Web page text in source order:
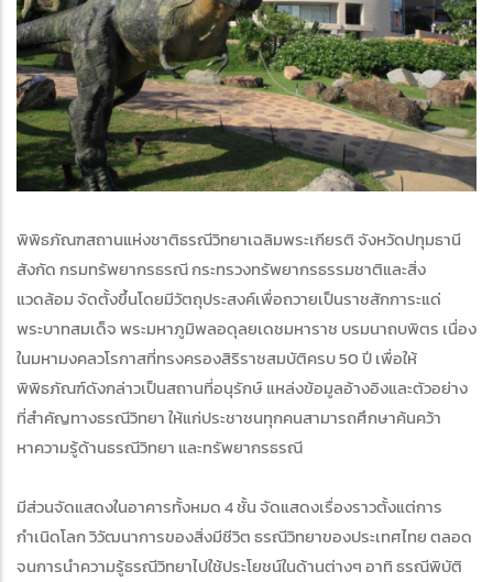
พิพิธภัณฑสถานแห่งชาติธรณีวิทยาเฉลิมพระเกียรติ จังหวัดปทุมธานี
สังกัด กรมทรัพยากรธรณี กระทรวงทรัพยากรธรรมชาติและสิ่ง
แวดล้อม จัดตั้งขึ้นโดยมีวัตถุประสงค์เพื่อถวายเป็นราชสักการะแด่
พระบาทสมเด็จ พระมหาภูมิพลอดุลยเดชมหาราช บรมนาถบพิตร เนื่อง
ในมหามงคลวโรกาสที่ทรงครองสิริราชสมบัติครบ 50 ปี เพื่อให้
พิพิธภัณฑ์ดังกล่าวเป็นสถานที่อนุรักษ์ แหล่งข้อมูลอ้างอิงและตัวอย่าง
ที่สำคัญทางธรณีวิทยา ให้แก่ประชาชนทุกคนสามารถศึกษาค้นคว้า
หาความรู้ด้านธรณีวิทยา และทรัพยากรธรณี
มีส่วนจัดแสดงในอาคารทั้งหมด 4 ชั้น จัดแสดงเรื่องราวตั้งแต่การ
กำเนิดโลก วิวัฒนาการของสิ่งมีชีวิต ธรณีวิทยาของประเทศไทย ตลอด
จนการนำความรู้ธรณีวิทยาไปใช้ประโยชน์ในด้านต่างๆ อาทิ ธรณีพิบัติ